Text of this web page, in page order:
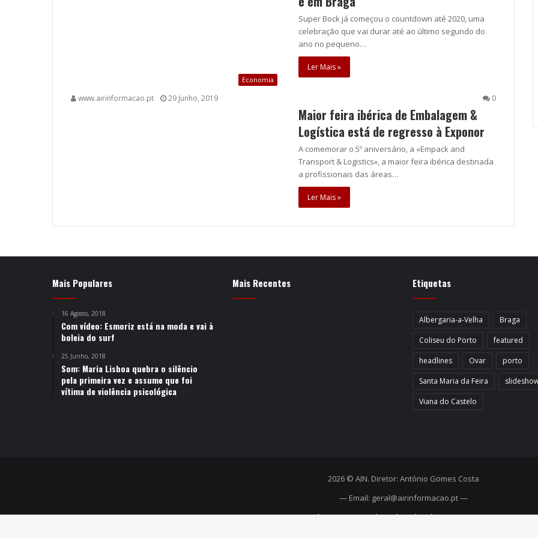
Super Bock já começou o countdown até 2020, uma
celebração que vai durar até ao último segundo do
ano no pequeno…
Ler Mais »
Economia
www.airinformacao.pt 29 Junho, 2019 0
Maior feira ibérica de Embalagem &
Logística está de regresso à Exponor
A comemorar o 5º aniversário, a «Empack and
Transport & Logistics», a maior feira ibérica destinada
a profissionais das áreas…
Ler Mais »
Mais Populares
16 Agosto, 2018
Com vídeo: Esmoriz está na moda e vai à
boleia do surf
25 Junho, 2018
Som: Maria Lisboa quebra o silêncio
pela primeira vez e assume que foi
vítima de violência psicológica
Mais Recentes Etiquetas
Albergaria-a-Velha
Braga
Coliseu do Porto
featured
headlines
Ovar
porto
Santa Maria da Feira
Viana do Castelo
2026 © AIN. Diretor: António Gomes Costa
— Email: geral@airinformacao.pt —
Início
Estatuto Editorial Ficha técnica Contactos